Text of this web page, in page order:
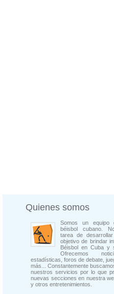
Quienes somos
Somos un equipo
béisbol cubano.
tarea de
objetivo de brindar
Béisbol en Cuba y
Ofrecemos
estadísticas, foros de debate,
más... Constantemente
nuestros servicios por lo que
nuevas secciones en nuestra
y otros entretenimientos.